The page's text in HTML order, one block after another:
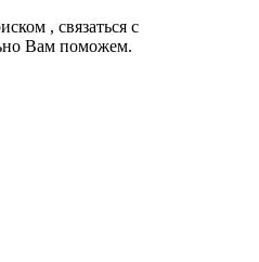
, связаться с
Вам поможем.